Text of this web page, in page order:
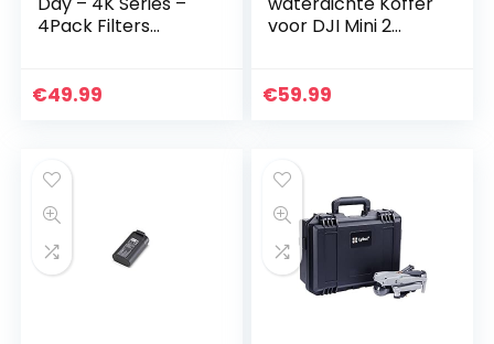
4Pack Filters
€49.99
voor DJI Mini 2
€59.99